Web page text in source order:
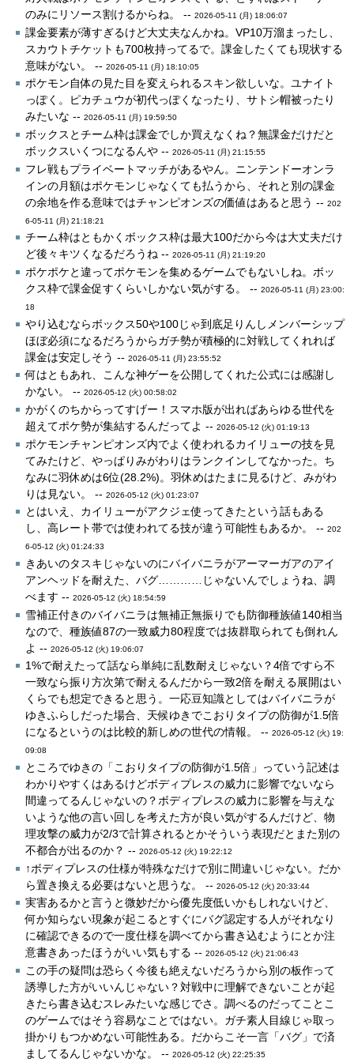
のみにリソース割けるからね。 --2026-05-11 (月) 18:06:07
課金要素が薄すぎるけど大丈夫なんかね。VP10万溜まったし、
スカウトチケットも700枚持ってるで。課金したくても現状する
意味がない。 --2026-05-11 (月) 18:10:05
ポケモン自体の見た目を変えられるスキン欲しいな。ユナイト
っぽく。ピカチュウが初代っぽくなったり、サトシ帽被ったり
みたいな --2026-05-11 (月) 19:59:50
ボックスとチーム枠は課金でしか買えなくね？無課金だけだと
ボックスいくつになるんや --2026-05-11 (月) 21:15:55
フレ戦もプライベートマッチがあるやん。ニンテンドーオンラ
インの月額はポケモンじゃなくても払うから、それと別の課金
の余地を作る意味ではチャンピオンズの価値はあると思う --202
6-05-11 (月) 21:18:21
チーム枠はともかくボックス枠は最大100だから今は大丈夫だけ
ど後々キツくなるだろうね --2026-05-11 (月) 21:19:20
ポケポケと違ってポケモンを集めるゲームでもないしね。ボッ
クス枠で課金促すくらいしかない気がする。 --2026-05-11 (月) 23:00:
18
やり込むならボックス50や100じゃ到底足りんしメンバーシップ
ほぼ必須になるだろうからガチ勢が積極的に対戦してくれれば
課金は安定しそう --2026-05-11 (月) 23:55:52
何はともあれ、こんな神ゲーを公開してくれた公式には感謝し
かない。 --2026-05-12 (火) 00:58:02
かがくのちからってすげー！スマホ版が出ればあらゆる世代を
超えてポケ勢が集結するんだってよ --2026-05-12 (火) 01:19:13
ポケモンチャンピオンズ内でよく使われるカイリューの技を見
てみたけど、やっぱりみがわりはランクインしてなかった。ち
なみに羽休めは6位(28.2%)。羽休めはたまに見るけど、みがわ
りは見ない。 --2026-05-12 (火) 01:23:07
とはいえ、カイリューがアクジェ使ってきたという話もある
し、高レート帯では使われてる技が違う可能性もあるか。 --202
6-05-12 (火) 01:24:33
きあいのタスキじゃないのにバイバニラがアーマーガアのアイ
アンヘッドを耐えた、バグ…………じゃないんでしょうね、調
べます --2026-05-12 (火) 18:54:59
雪補正付きのバイバニラは無補正無振りでも防御種族値140相当
なので、種族値87の一致威力80程度では抜群取られても倒れん
よ --2026-05-12 (火) 19:06:07
1%で耐えたって話なら単純に乱数耐えじゃない？4倍ですら不
一致なら振り方次第で耐えるんだから一致2倍を耐える展開はい
くらでも想定できると思う。一応豆知識としてはバイバニラが
ゆきふらしだった場合、天候ゆきでこおりタイプの防御が1.5倍
になるというのは比較的新しめの世代の情報。 --2026-05-12 (火) 19:
09:08
ところでゆきの「こおりタイプの防御が1.5倍」っていう記述は
わかりやすくはあるけどボディプレスの威力に影響でないなら
間違ってるんじゃないの？ボディプレスの威力に影響を与えな
いような他の言い回しを考えた方が良い気がするんだけど、物
理攻撃の威力が2/3で計算されるとかそういう表現だとまた別の
不都合が出るのか？ --2026-05-12 (火) 19:22:12
↑ボディプレスの仕様が特殊なだけで別に間違いじゃない。だか
ら置き換える必要はないと思うな。 --2026-05-12 (火) 20:33:44
実害あるかと言うと微妙だから優先度低いかもしれないけど、
何か知らない現象が起こるとすぐにバグ認定する人がそれなり
に確認できるので一度仕様を調べてから書き込むようにとか注
意書きあったほうがいい気もする --2026-05-12 (火) 21:06:43
この手の疑問は恐らく今後も絶えないだろうから別の板作って
誘導した方がいいんじゃない？対戦中に理解できないことが起
きたら書き込むスレみたいな感じでさ。調べるのだってことこ
のゲームではそう容易なことではない。ガチ素人目線じゃ取っ
掛かりもつかめない可能性ある。だからこそ一言「バグ」で済
ましてるんじゃないかな。 --2026-05-12 (火) 22:25:35